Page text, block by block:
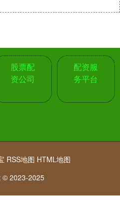
股票配
资公司
配资服
务平台
RSS地图 HTML地图
© 2023-2025